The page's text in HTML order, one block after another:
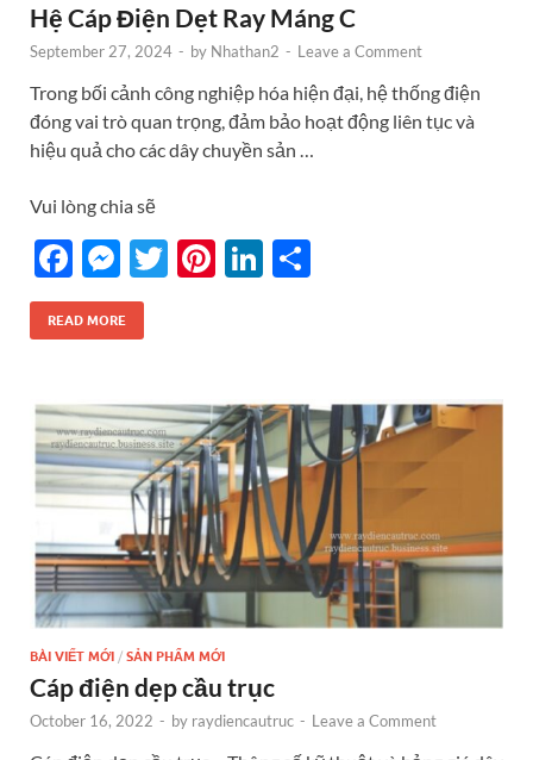
Hệ Cáp Điện Dẹt Ray Máng C
September 27, 2024 - by Nhathan2 - Leave a Comment
Trong bối cảnh công nghiệp hóa hiện đại, hệ thống điện
đóng vai trò quan trọng, đảm bảo hoạt động liên tục và
hiệu quả cho các dây chuyền sản …
Vui lòng chia sẽ
F
ac
e
o
o
k
M
es
se
g
er
T
Pi
t
Li
dI
n
READ MORE
BÀI VIẾT MỚI / SẢN PHẨM MỚI
Cáp điện dẹp cầu trục
October 16, 2022 - by raydiencautruc - Leave a Comment